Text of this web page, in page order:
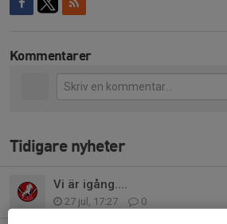
Kommentarer
Tidigare nyheter
Vi är igång....
27 jul, 17:27 0